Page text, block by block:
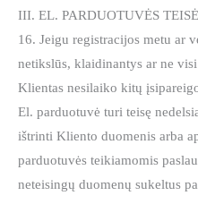
III. EL. PARDUOTUVĖS
16. Jeigu registracijos metu ar
netikslūs, klaidinantys ar ne
Klientas nesilaiko kitų
El. parduotuvė turi teisę
ištrinti Kliento duomenis arba
parduotuvės teikiamomis
neteisingų duomenų sukeltus